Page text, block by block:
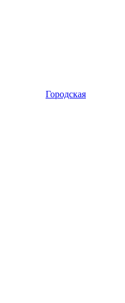
Городская